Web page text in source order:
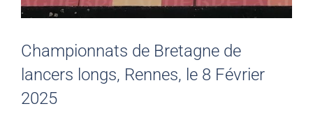
Championnats de Bretagne de
lancers longs, Rennes, le 8 Février
2025